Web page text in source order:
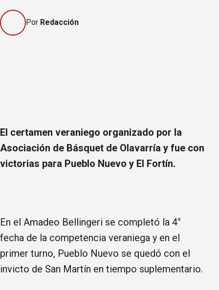
Por Redacción
El certamen veraniego organizado por la
Asociación de Básquet de Olavarría y fue con
victorias para Pueblo Nuevo y El Fortín.
En el Amadeo Bellingeri se completó la 4°
fecha de la competencia veraniega y en el
primer turno, Pueblo Nuevo se quedó con el
invicto de San Martín en tiempo suplementario.